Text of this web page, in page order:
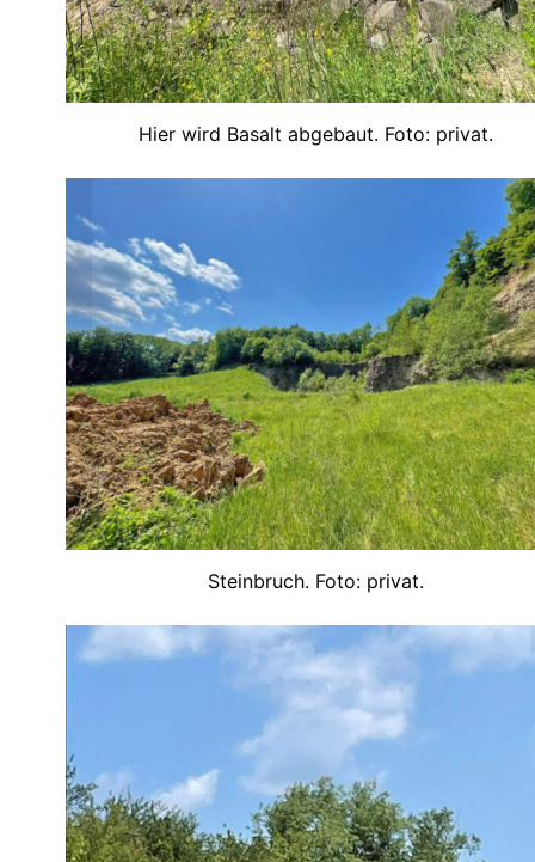
Hier wird Basalt abgebaut. Foto: privat.
Steinbruch. Foto: privat.